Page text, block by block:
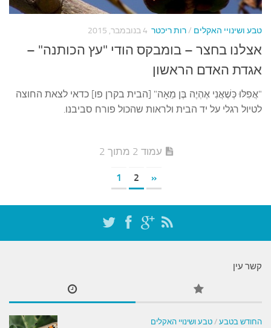
עצות סבתא
סבתא מספרת
נווה הבלוגים
קשר משפחתי
פינת הנכד
כתבו אלינו
טבע ושינויי האקלים /רות ריכטר 4 בנובמבר, 2015
אצלנו בחצר – בומבקס הודי "עץ הכותנה" –
אגדת האדם הראשון
"אֲפִלּוּ כְּשֶׁאֲנִי אֶהְיֶה בֶּן מֵאָה" [הבית בקרן פו] כדאי לצאת החוצה
לטיול רגלי על יד הבית ולראות שהכול פורח סביבנו.
עמוד 2 מתוך 2
«
1 2
קשר עין
החודש בטבע / טבע ושינויי האקלים